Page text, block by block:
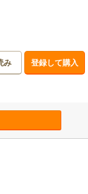
み 登録して購入